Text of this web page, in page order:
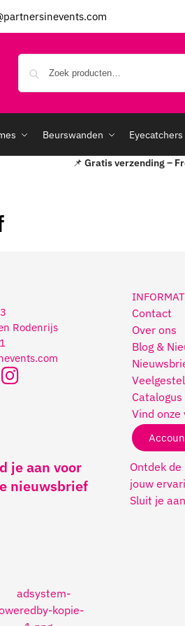
Beurswanden Eyecatchers
📌 Gratis verzending –
Rodenrijs
Contact
Over ons
Blog &
Vind
je aan voor
nieuwsbrief
Ontdek
jouw
Sluit je